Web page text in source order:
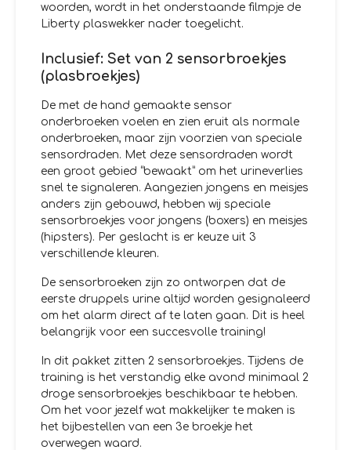
woorden, wordt in het onderstaande filmpje de
Liberty plaswekker nader toegelicht.
Inclusief: Set van 2 sensorbroekjes
(plasbroekjes)
De met de hand gemaakte sensor
onderbroeken voelen en zien eruit als normale
onderbroeken, maar zijn voorzien van speciale
sensordraden. Met deze sensordraden wordt
een groot gebied “bewaakt” om het urineverlies
snel te signaleren. Aangezien jongens en meisjes
anders zijn gebouwd, hebben wij speciale
sensorbroekjes voor jongens (boxers) en meisjes
(hipsters). Per geslacht is er keuze uit 3
verschillende kleuren.
De sensorbroeken zijn zo ontworpen dat de
eerste druppels urine altijd worden gesignaleerd
om het alarm direct af te laten gaan. Dit is heel
belangrijk voor een succesvolle training!
In dit pakket zitten 2 sensorbroekjes. Tijdens de
training is het verstandig elke avond minimaal 2
droge sensorbroekjes beschikbaar te hebben.
Om het voor jezelf wat makkelijker te maken is
het bijbestellen van een 3e broekje het
overwegen waard.